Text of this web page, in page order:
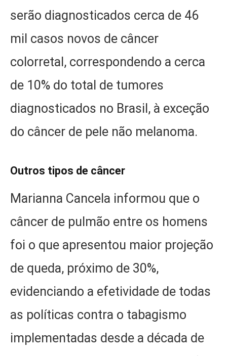
serão diagnosticados cerca de 46
mil casos novos de câncer
colorretal, correspondendo a cerca
de 10% do total de tumores
diagnosticados no Brasil, à exceção
do câncer de pele não melanoma.
Outros tipos de câncer
Marianna Cancela informou que o
câncer de pulmão entre os homens
foi o que apresentou maior projeção
de queda, próximo de 30%,
evidenciando a efetividade de todas
as políticas contra o tabagismo
implementadas desde a década de